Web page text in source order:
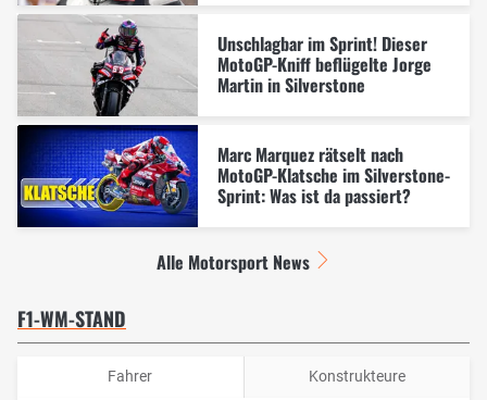
Unschlagbar im Sprint! Dieser
MotoGP-Kniff beflügelte Jorge
Martin in Silverstone
Marc Marquez rätselt nach
MotoGP-Klatsche im Silverstone-
Sprint: Was ist da passiert?
Alle Motorsport News
F1-WM-STAND
Fahrer Konstrukteure